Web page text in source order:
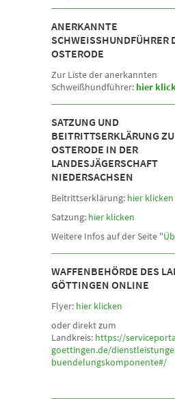
ANERKANNTE
SCHWEISSHUNDFÜHRER
STERODE
Zur Liste der anerkannten
Schweißhundführer: hier
SATZUNG UND
BEITRITTSERKLÄRUNG
OSTERODE IN DER
LANDESJÄGERSCHAFT
NIEDERSACHSEN
Beitrittserklärung: hier klicken
Satzung: hier klicken
Weitere Infos auf der Seite "
WAFFENBEHÖRDE DES
GÖTTINGEN ONLINE
Flyer: hier klicken
oder direkt zum
Landkreis: https://
goettingen.de/
buendelungskomponente#/